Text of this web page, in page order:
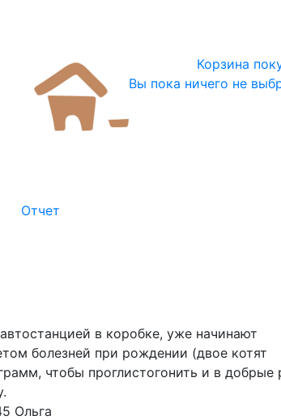
Корзина
Вы пока ничего не
Отчет
в коробке, уже начинают
болезней при рождении (двое котят
чтобы проглистогонить и в добрые
Ольга